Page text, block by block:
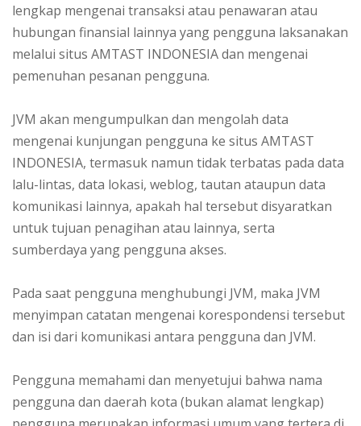
lengkap mengenai transaksi atau penawaran atau
hubungan finansial lainnya yang pengguna laksanakan
melalui situs AMTAST INDONESIA dan mengenai
pemenuhan pesanan pengguna.
JVM akan mengumpulkan dan mengolah data
mengenai kunjungan pengguna ke situs AMTAST
INDONESIA, termasuk namun tidak terbatas pada data
lalu-lintas, data lokasi, weblog, tautan ataupun data
komunikasi lainnya, apakah hal tersebut disyaratkan
untuk tujuan penagihan atau lainnya, serta
sumberdaya yang pengguna akses.
Pada saat pengguna menghubungi JVM, maka JVM
menyimpan catatan mengenai korespondensi tersebut
dan isi dari komunikasi antara pengguna dan JVM.
Pengguna memahami dan menyetujui bahwa nama
pengguna dan daerah kota (bukan alamat lengkap)